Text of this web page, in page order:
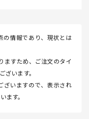
情報であり、現状とは
ますため、ご注文のタイ
ざいます。
いますので、表示され
ます。